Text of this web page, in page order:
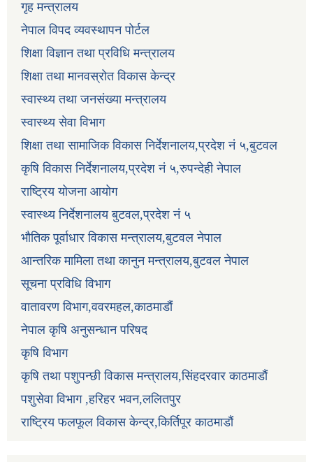
गृह मन्त्रालय
नेपाल विपद व्यवस्थापन पोर्टल
शिक्षा विज्ञान तथा प्रविधि मन्त्रालय
शिक्षा तथा मानवस्रोत विकास केन्द्र
स्वास्थ्य तथा जनसंख्या मन्त्रालय
स्वास्थ्य सेवा विभाग
शिक्षा तथा सामाजिक विकास निर्देशनालय,प्रदेश नं ५,बुटवल
कृषि विकास निर्देशनालय,प्रदेश नं ५,रुपन्देही नेपाल
राष्ट्रिय योजना आयोग
स्वास्थ्य निर्देशनालय बुटवल,प्रदेश नं ५
भौतिक पूर्वाधार विकास मन्त्रालय,बुटवल नेपाल
आन्तरिक मामिला तथा कानुन मन्त्रालय,बुटवल नेपाल
सूचना प्रविधि विभाग
वातावरण विभाग,ववरमहल,काठमाडौं
नेपाल कृषि अनुसन्धान परिषद
कृषि विभाग
कृषि तथा पशुपन्छी विकास मन्त्रालय,सिंहदरवार काठमाडौं
पशुसेवा विभाग ,हरिहर भवन,ललितपुर
राष्ट्रिय फलफूल विकास केन्द्र,किर्तिपूर काठमाडौं